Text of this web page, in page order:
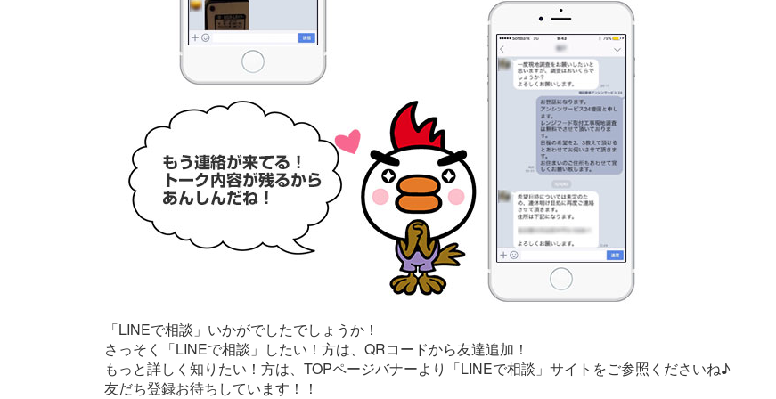
「LINEで相談」いかがでしたでしょうか！
さっそく「LINEで相談」したい！方は、QRコードから友達追加！
もっと詳しく知りたい！方は、TOPページバナーより「LINEで相談」サイトをご参照くださいね♪
友だち登録お待ちしています！！